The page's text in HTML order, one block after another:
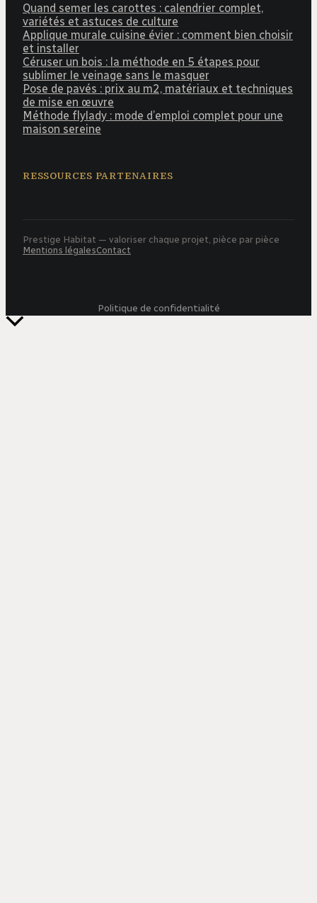
Quand semer les carottes : calendrier complet,
variétés et astuces de culture
Applique murale cuisine évier : comment bien choisir
et installer
Céruser un bois : la méthode en 5 étapes pour
sublimer le veinage sans le masquer
Pose de pavés : prix au m2, matériaux et techniques
de mise en œuvre
Méthode flylady : mode d’emploi complet pour une
maison sereine
RESSOURCES PARTENAIRES
Prestige Habitat — valoriser chaque projet, pièce par pièce
Mentions légalesContact
Politique de confidentialité